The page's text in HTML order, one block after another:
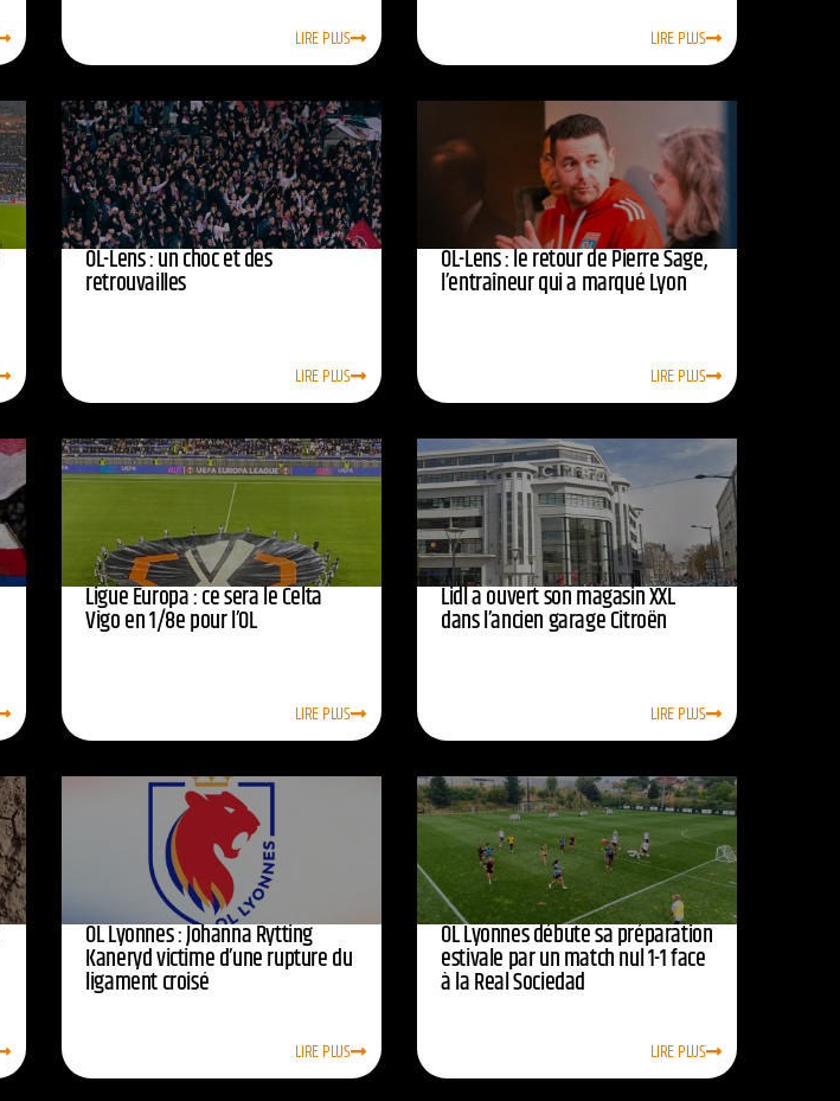
LIRE PLUS LIRE PLUS
OL-Lens : un choc et des
retrouvailles
LIRE PLUS
OL-Lens : le retour de Pierre Sage,
l’entraîneur qui a marqué Lyon
LIRE PLUS
Ligue Europa : ce sera le Celta
Vigo en 1/8e pour l’OL
LIRE PLUS
Lidl a ouvert son magasin XXL
dans l’ancien garage Citroën
LIRE PLUS
OL Lyonnes : Johanna Rytting
Kaneryd victime d’une rupture du
ligament croisé
LIRE PLUS
OL Lyonnes débute sa préparation
estivale par un match nul 1-1 face
à la Real Sociedad
LIRE PLUS